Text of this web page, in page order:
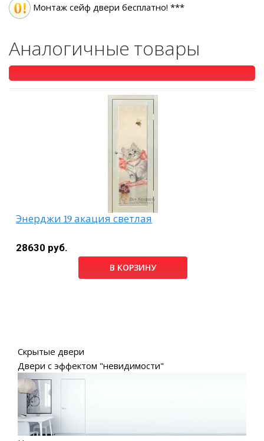
Монтаж сейф двери бесплатно! ***
Аналогичные товары
Энерджи 19 акация светлая
28630 руб.
В КОРЗИНУ
Скрытые двери
Двери с эффектом "невидимости"